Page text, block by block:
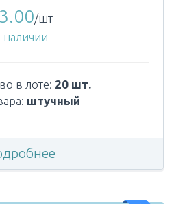
3.00/шт
наличии
в лоте: 20 шт.
штучный